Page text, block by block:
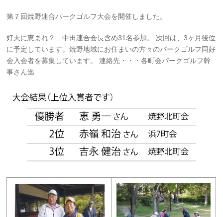
第７回焼野連合パークゴルフ大会を開催しました。
好天に恵まれ？ 中田連合会長含め31名参加。 次回は、3ヶ月後位
に予定しています。焼野地域にお住まいの方々のパークゴルフ同好
会入会者を募集しています。 連絡先・・・各町会パークゴルフ幹
事さん迄